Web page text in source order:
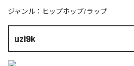
ジャンル： ヒップホップ/ラップ
uzi9k